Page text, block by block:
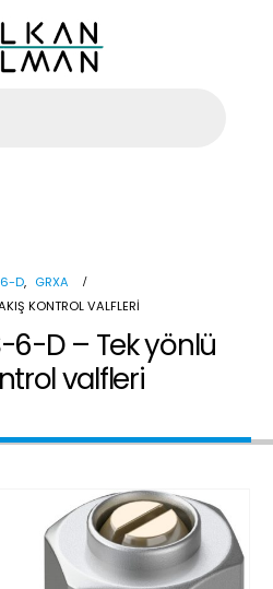
D, GRXA
KONTROL VALFLERI
6-D – Tek yönlü
valfleri